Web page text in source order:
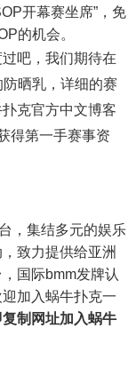
开幕赛坐席”，免
的机会。
吧，我们期待在
晒乳，详细的赛
克官方中文博客
得第一手赛事资
，集结多元的娱乐
致力提供给亚洲
国际bmm发牌认
加入蜗牛扑克一
复制网址加入蜗牛